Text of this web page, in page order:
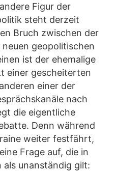
Figur der
steht derzeit
Bruch zwischen der
geopolitischen
ist der ehemalige
einer gescheiterten
einer der
nach
die eigentliche
Denn während
weiter festfährt,
Frage auf, die in
unanständig gilt: